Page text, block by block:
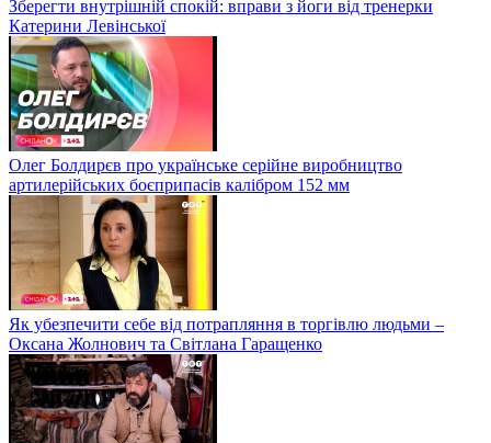
Зберегти внутрішній спокій: вправи з йоги від тренерки
Катерини Левінської
Олег Болдирєв про українське серійне виробництво
артилерійських боєприпасів калібром 152 мм
Як убезпечити себе від потрапляння в торгівлю людьми –
Оксана Жолнович та Світлана Гаращенко